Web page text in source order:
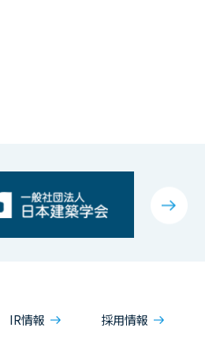
IR情報 採用情報